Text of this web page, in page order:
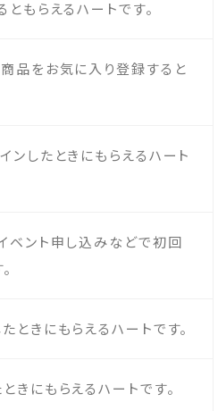
ともらえるハートです。
品をお気に入り登録すると
ンしたときにもらえるハート
ベント申し込みなどで初回
ときにもらえるハートです。
きにもらえるハートです。